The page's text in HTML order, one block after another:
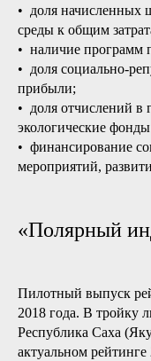
• доля начисленных
среды к общим
• наличие программ
• доля социально-
прибыли;
• доля отчислений в
экологические
• финансирование
мероприятий,
«Полярный
Пилотный выпуск
2018 года. В тройку
Республика Саха
актуальном